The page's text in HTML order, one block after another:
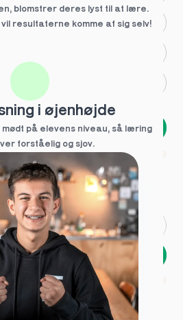
Næste
Spring over
at finde den rette tutor
du?
Efternavn
Næste
- oplysninger deles aldrig
at finde den rette tutor
vi dig?
blomstrer deres lyst til at lære.
resultaterne komme af sig selv!
i øjenhøjde
på elevens niveau, så læring
forståelig og sjov.